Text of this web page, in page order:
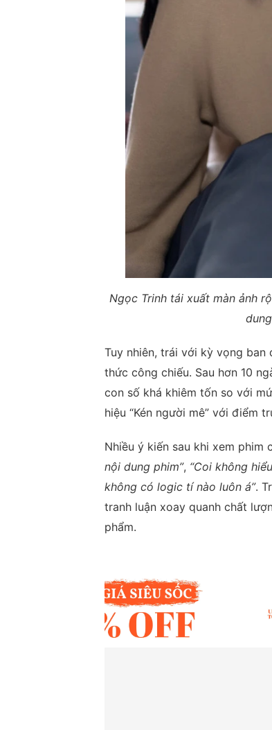
Ngọc Trinh tái xuất màn ảnh
Tuy nhiên, trái với kỳ vọng
thức công chiếu. Sau hơn 10
con số khá khiêm tốn so với
hiệu “Kén người mê” với điểm
Nhiều ý kiến sau khi xem phim
nội dung phim”, “Coi không
không có logic tí nào luôn á”.
tranh luận xoay quanh chất
phẩm.